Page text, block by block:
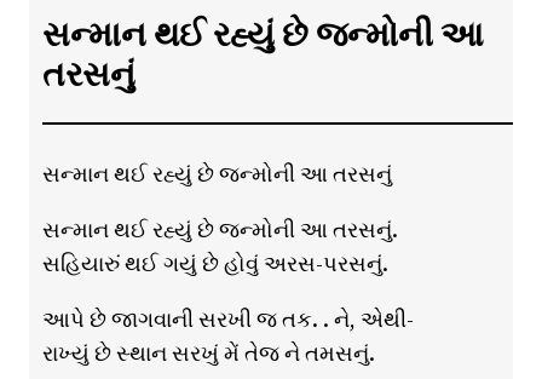
સન્માન થઈ રહ્યું છે જન્મોની આ
તરસનું
સન્માન થઈ રહ્યું છે જન્મોની આ તરસનું
સન્માન થઈ રહ્યું છે જન્મોની આ તરસનું.
સહિયારું થઈ ગયું છે હોવું અરસ-પરસનું.
આપે છે જાગવાની સરખી જ તક. . ને, એથી-
રાખ્યું છે સ્થાન સરખું મેં તેજ ને તમસનું.